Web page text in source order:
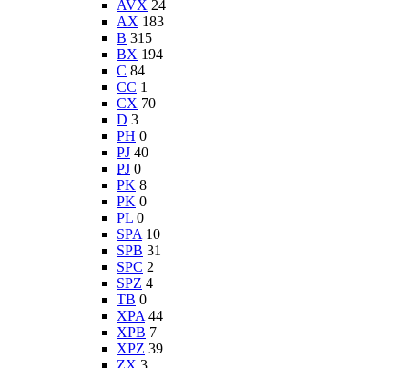
AVX 24
AX 183
B 315
BX 194
C 84
CC 1
CX 70
D 3
PH 0
PJ 40
PJ 0
PK 8
PK 0
PL 0
SPA 10
SPB 31
SPC 2
SPZ 4
TB 0
XPA 44
XPB 7
XPZ 39